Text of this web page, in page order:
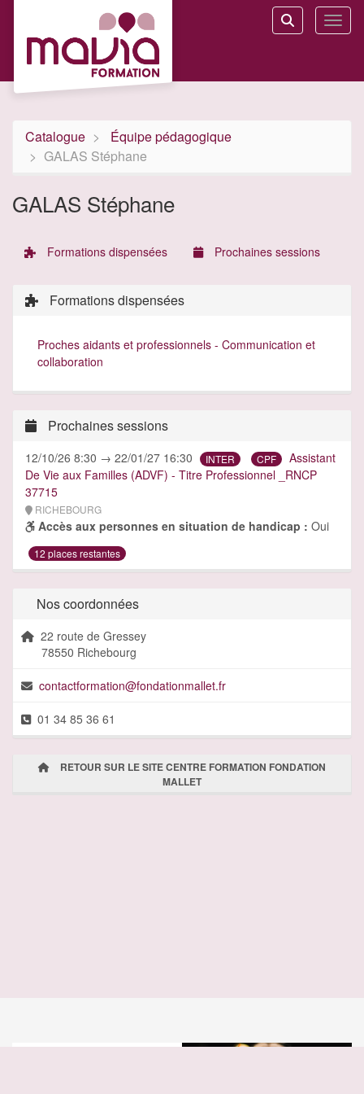
Aller au menu principal
Aller au contenu principal
Personnaliser l'interface
Rechercher
Catalogue
Équipe pédagogique
GALAS Stéphane
GALAS Stéphane
Formations dispensées Prochaines sessions
Formations dispensées
Proches aidants et professionnels - Communication et
collaboration
Prochaines sessions
12/10/26 8:30 → 22/01/27 16:30 INTER CPF
Assistant
De Vie aux Familles (ADVF) - Titre Professionnel _RNCP
37715
RICHEBOURG
Accès aux personnes en situation de handicap : Oui
12 places restantes
Nos coordonnées
22 route de Gressey
78550 Richebourg
contactformation@fondationmallet.fr
01 34 85 36 61
RETOUR SUR LE SITE CENTRE FORMATION FONDATION
MALLET